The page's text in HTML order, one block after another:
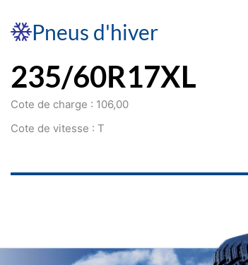
Pneus d'hiver
235/60R17XL
Cote de charge : 106,00
Cote de vitesse : T